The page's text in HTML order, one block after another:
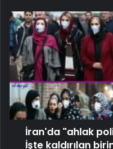
İran'da "ahlak
İşte kaldırılan